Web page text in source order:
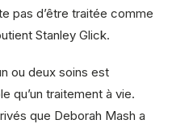
pas d’être traitée comme
Stanley Glick.
ou deux soins est
qu’un traitement à vie.
que Deborah Mash a